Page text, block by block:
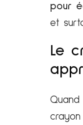
pour
et
Le
crayon